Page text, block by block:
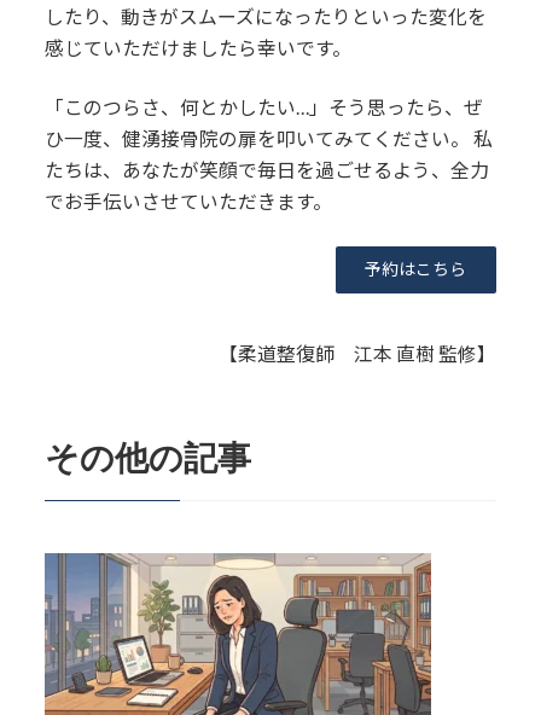
したり、動きがスムーズになったりといった変化を
感じていただけましたら幸いです。
「このつらさ、何とかしたい…」そう思ったら、ぜ
ひ一度、健湧接骨院の扉を叩いてみてください。 私
たちは、あなたが笑顔で毎日を過ごせるよう、全力
でお手伝いさせていただきます。
予約はこちら
【柔道整復師 江本 直樹 監修】
その他の記事